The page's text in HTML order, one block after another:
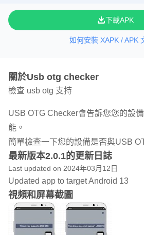
下載APK
如何安裝 XAPK / APK
關於Usb otg checker
檢查 usb otg 支持
USB OTG Checker會告訴您您的設
能。
簡單檢查一下您的設備是否與USB
最新版本2.0.1的更新日誌
Last updated on 2024年03月12日
Updated app to target Android 13
視頻和屏幕截圖